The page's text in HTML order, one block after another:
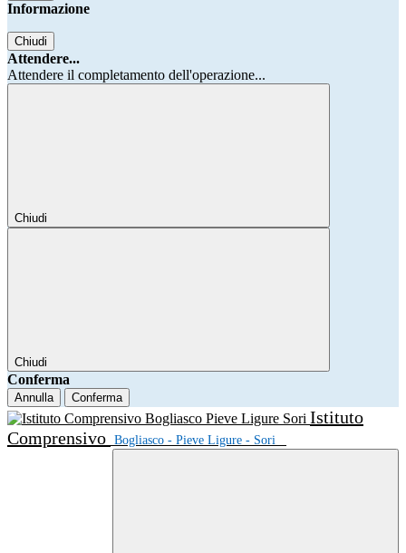
Informazione
Chiudi
Attendere...
Attendere il completamento dell'operazione...
Chiudi
Chiudi
Conferma
Annulla Conferma
Istituto
Comprensivo Bogliasco - Pieve Ligure - Sori